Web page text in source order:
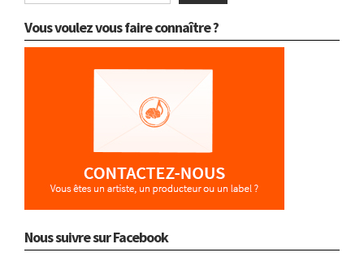
Vous voulez vous faire connaître ?
Nous suivre sur Facebook